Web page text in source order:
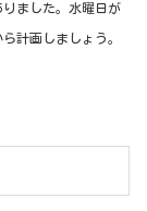
ました。水曜日が
計画しましょう。